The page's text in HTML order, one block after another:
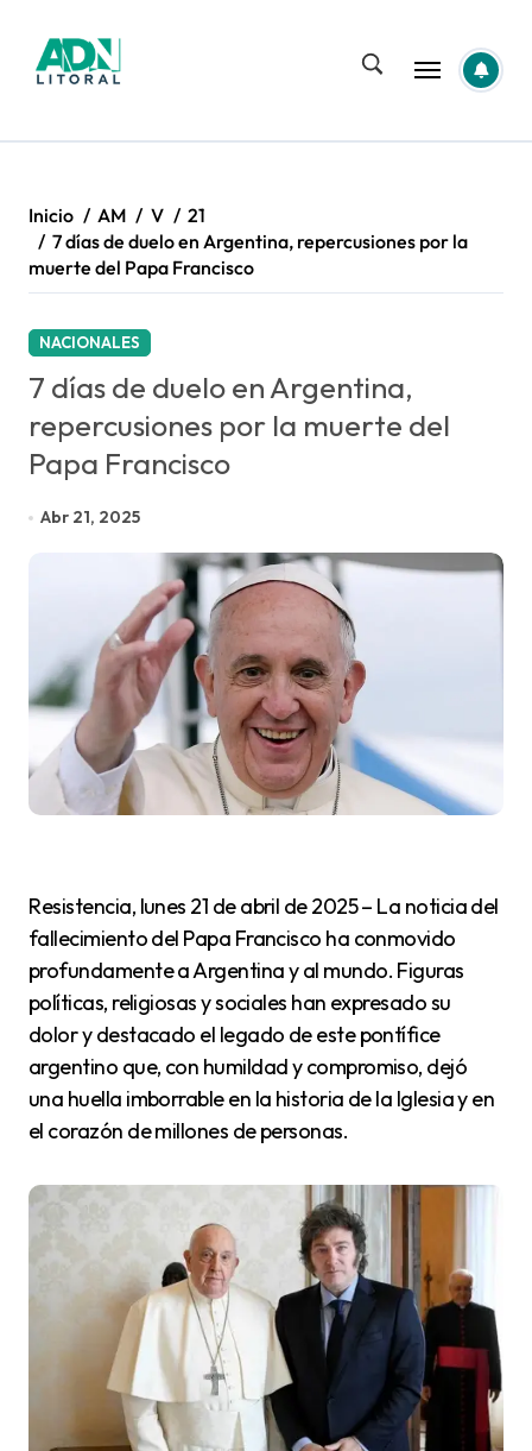
contenido
Inicio AM V
21
7 días de duelo en Argentina, repercusiones por la
muerte del Papa Francisco
NACIONALES
7 días de duelo en Argentina,
repercusiones por la muerte del
Papa Francisco
Abr 21, 2025
Resistencia, lunes 21 de abril de 2025 – La noticia del
fallecimiento del Papa Francisco ha conmovido
profundamente a Argentina y al mundo. Figuras
políticas, religiosas y sociales han expresado su
dolor y destacado el legado de este pontífice
argentino que, con humildad y compromiso, dejó
una huella imborrable en la historia de la Iglesia y en
el corazón de millones de personas.